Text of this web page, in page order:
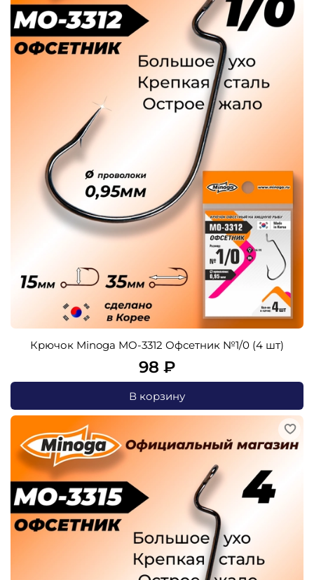
Крючок Minoga MO-3312 Офсетник №1/0 (4 шт)
98 ₽
В корзину